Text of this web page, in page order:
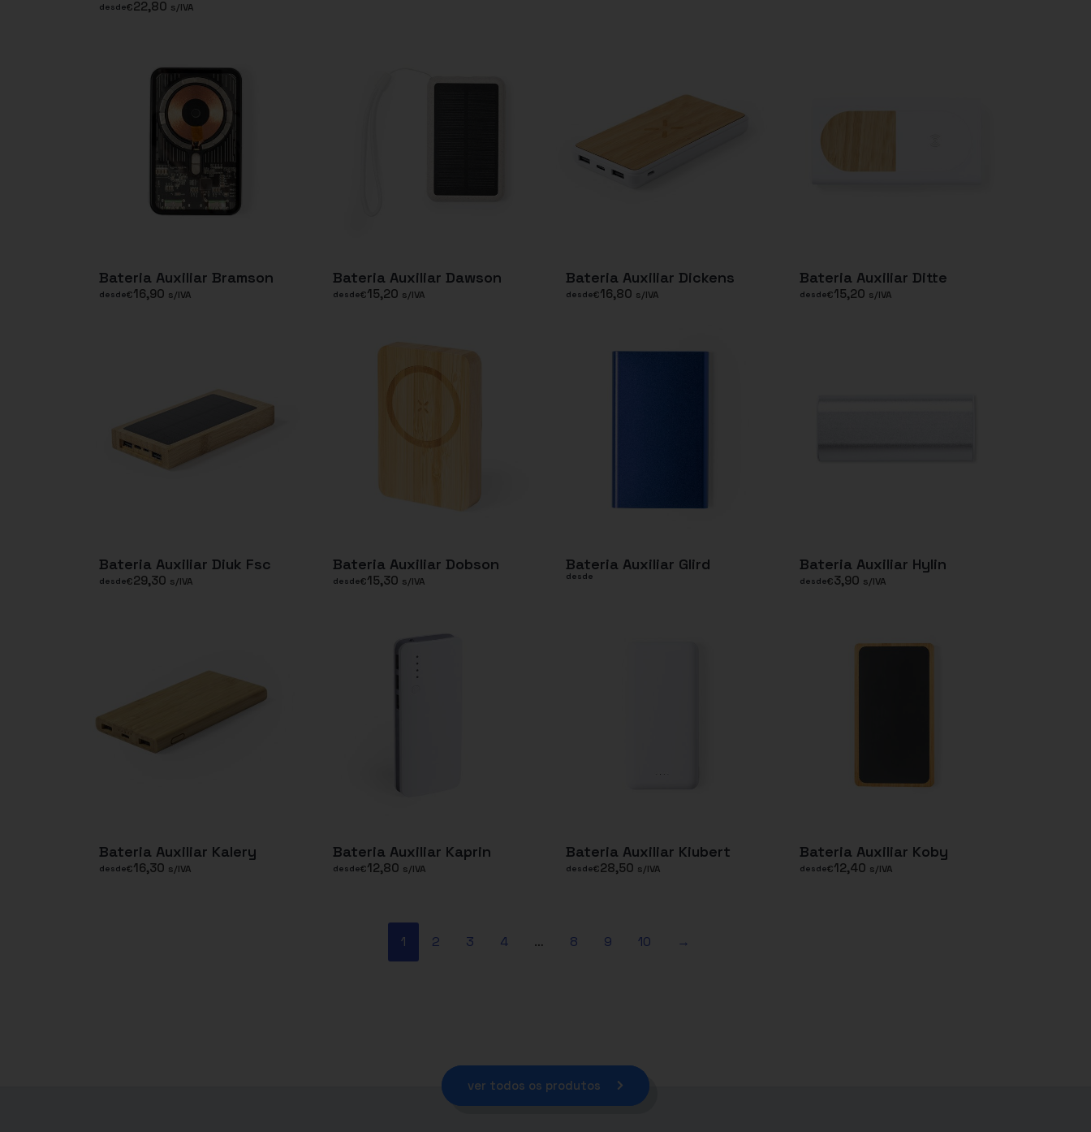
desde€22,80 s/IVA
Bateria Auxiliar Bramson
desde€16,90 s/IVA
Bateria Auxiliar Dawson
desde€15,20 s/IVA
Bateria Auxiliar Dickens
desde€16,80 s/IVA
Bateria Auxiliar Ditte
desde€15,20 s/IVA
Bateria Auxiliar Diuk Fsc
desde€29,30 s/IVA
Bateria Auxiliar Dobson
desde€15,30 s/IVA
Bateria Auxiliar Glird
desde
Bateria Auxiliar Hylin
desde€3,90 s/IVA
Bateria Auxiliar Kalery
desde€16,30 s/IVA
Bateria Auxiliar Kaprin
desde€12,80 s/IVA
Bateria Auxiliar Kiubert
desde€28,50 s/IVA
Bateria Auxiliar Koby
desde€12,40 s/IVA
1 2 3 4 … 8 9 10 →
ver todos os produtos